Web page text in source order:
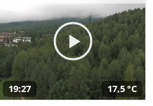
19:27 17,5 °C